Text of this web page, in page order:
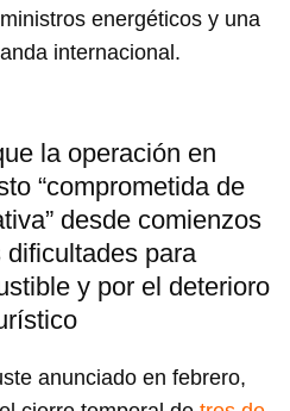
energéticos y una
internacional.
la operación en
“comprometida de
desde comienzos
dificultades para
y por el deterioro
anunciado en febrero,